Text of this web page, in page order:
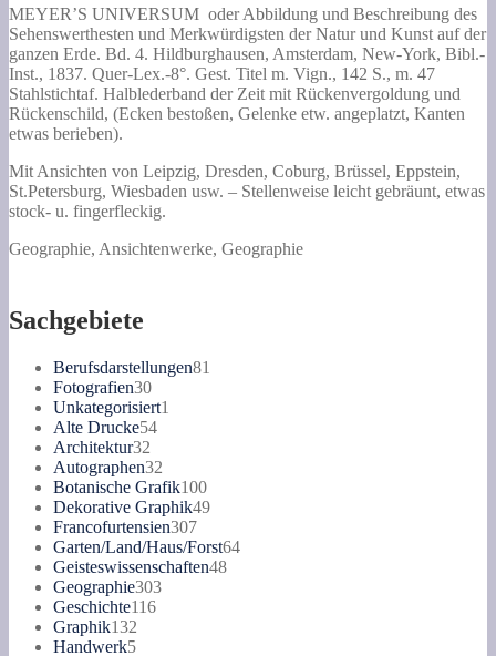
und
Merkwürdigsten
der
Natur
und
Kunst
auf
ganzen
Erde.
Bd.
Menge
MEYER’S UNIVERSUM oder Abbildung und Beschreibung des
Sehenswerthesten und Merkwürdigsten der Natur und Kunst auf der
ganzen Erde. Bd. 4. Hildburghausen, Amsterdam, New-York, Bibl.-
Inst., 1837. Quer-Lex.-8°. Gest. Titel m. Vign., 142 S., m. 47
Stahlstichtaf. Halblederband der Zeit mit Rückenvergoldung und
Rückenschild, (Ecken bestoßen, Gelenke etw. angeplatzt, Kanten
etwas berieben).
Mit Ansichten von Leipzig, Dresden, Coburg, Brüssel, Eppstein,
St.Petersburg, Wiesbaden usw. – Stellenweise leicht gebräunt, etwas
stock- u. fingerfleckig.
Geographie, Ansichtenwerke, Geographie
Sachgebiete
Berufsdarstellungen81
Fotografien3030
Produkte
Unkategorisiert1
Alte Drucke5454
Architektur32
Produkte
Autographen32
Produkte
Botanische Grafik100100
Produkte
Dekorative Graphik4949
Francofurtensien307307
Produkte
Garten/Land/Haus/Forst6464
Geisteswissenschaften4848
Geographie303303
Geschichte116116
Graphik132
Handwerk55